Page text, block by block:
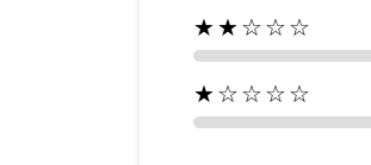
★★☆☆☆
★☆☆☆☆